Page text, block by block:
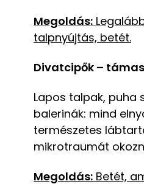
Megoldás:
talpnyújtás, betét.
Divatcipők –
Lapos talpak, puha
balerinák: mind
természetes
mikrotraumát
Megoldás: Betét,